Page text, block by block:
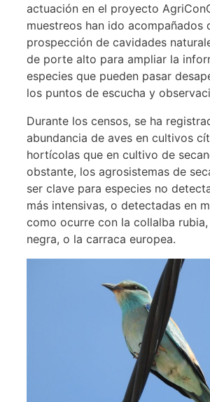
actuación en el proyecto
muestreos han ido acompañados
prospección de cavidades
de porte alto para ampliar la
especies que pueden pasar
los puntos de escucha y
Durante los censos, se ha
abundancia de aves en cultivos
hortícolas que en cultivo de
obstante, los agrosistemas de
ser clave para especies no
más intensivas, o detectadas en
como ocurre con la collalba
negra, o la carraca europea.